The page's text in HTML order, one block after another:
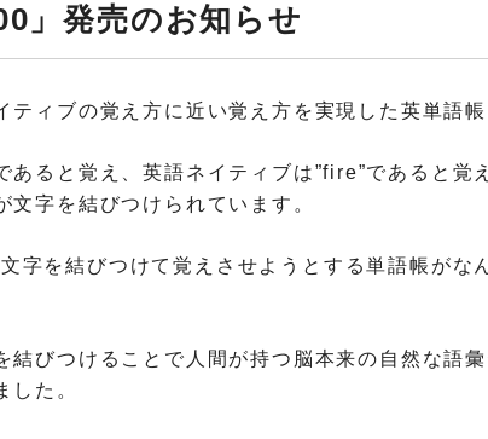
」発売のお知らせ
ティブの覚え方に近い覚え方を実現した英単語帳
あると覚え、英語ネイティブは”fire”であると覚
文字を結びつけ られています。
字を結びつけて覚えさせようとする単語帳がな
結びつけること で人間が持つ脳本来の自然な語
した。